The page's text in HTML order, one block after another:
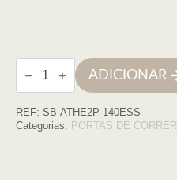
Quantidade
de
Frontal
ATHENAS
2P-
ADICIONAR
REF: SB-ATHE2P-140ESS
Categorias: PORTAS DE CORRER